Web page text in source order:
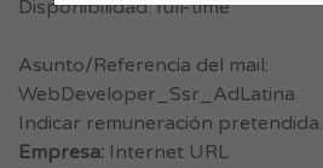
Disponibilidad: full-time
Asunto/Referencia del mail:
WebDeveloper_Ssr_AdLatina
Indicar remuneración pretendida.
Empresa: Internet URL